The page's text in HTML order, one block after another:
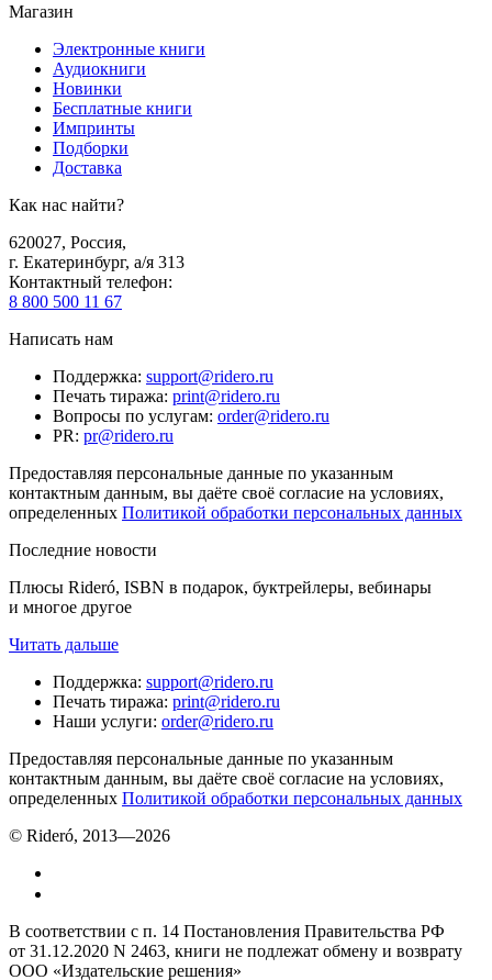
Магазин
Электронные книги
Аудиокниги
Новинки
Бесплатные книги
Импринты
Подборки
Доставка
Как нас найти?
620027, Россия,
г. Екатеринбург, а/я 313
Контактный телефон:
8 800 500 11 67
Написать нам
Поддержка: support@ridero.ru
Печать тиража: print@ridero.ru
Вопросы по услугам: order@ridero.ru
PR: pr@ridero.ru
Предоставляя персональные данные по указанным
контактным данным, вы даёте своё согласие на условиях,
определенных Политикой обработки персональных данных
Последние новости
Плюсы Rideró, ISBN в подарок, буктрейлеры, вебинары
и многое другое
Читать дальше
Поддержка: support@ridero.ru
Печать тиража: print@ridero.ru
Наши услуги: order@ridero.ru
Предоставляя персональные данные по указанным
контактным данным, вы даёте своё согласие на условиях,
определенных Политикой обработки персональных данных
© Rideró, 2013—2026
В соответствии с п. 14 Постановления Правительства РФ
от 31.12.2020 N 2463, книги не подлежат обмену и возврату
ООО «Издательские решения»